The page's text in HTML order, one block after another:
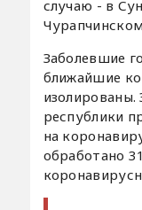
случаю - в
Заболевшие
ближайшие
изолированы.
республики
на
обработано